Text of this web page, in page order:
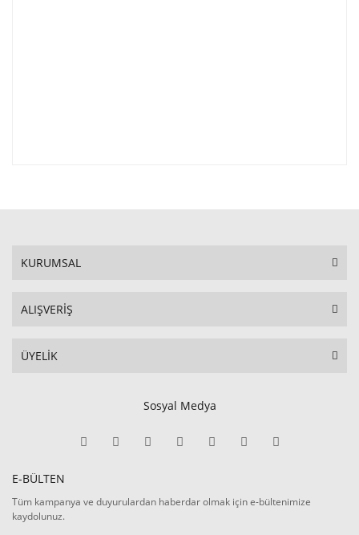
KURUMSAL
ALIŞVERİŞ
ÜYELİK
Sosyal Medya
E-BÜLTEN
Tüm kampanya ve duyurulardan haberdar olmak için e-bültenimize
kaydolunuz.